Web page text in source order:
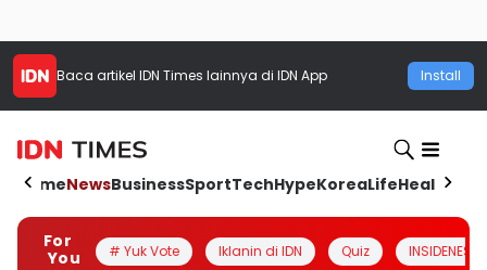
Baca artikel IDN Times lainnya di IDN App Install
HomeNewsBusinessSportTechHypeKoreaLifeHealth
For
You
# Yuk Vote Iklanin di IDN Quiz INSIDENESIA